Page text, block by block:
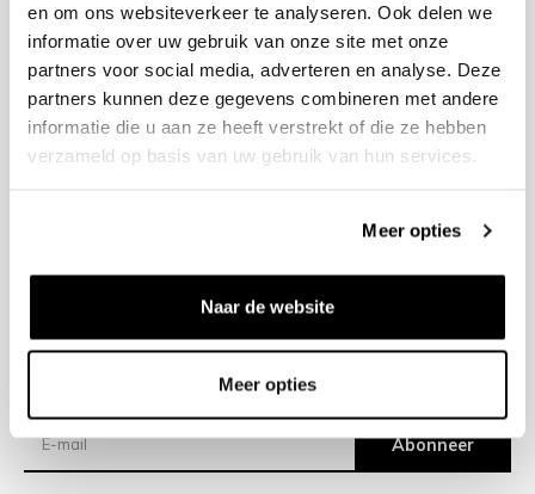
en om ons websiteverkeer te analyseren. Ook delen we
informatie over uw gebruik van onze site met onze
partners voor social media, adverteren en analyse. Deze
partners kunnen deze gegevens combineren met andere
informatie die u aan ze heeft verstrekt of die ze hebben
verzameld op basis van uw gebruik van hun services.
Meer opties
Naar de website
Meer opties
+31 23 205 2006
info@bruut.nl
Contact Formulier
Open 11:00 - 18:00
OPENINGSTIJDEN
Verzending
Abonneer